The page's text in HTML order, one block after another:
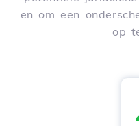
en om een
op